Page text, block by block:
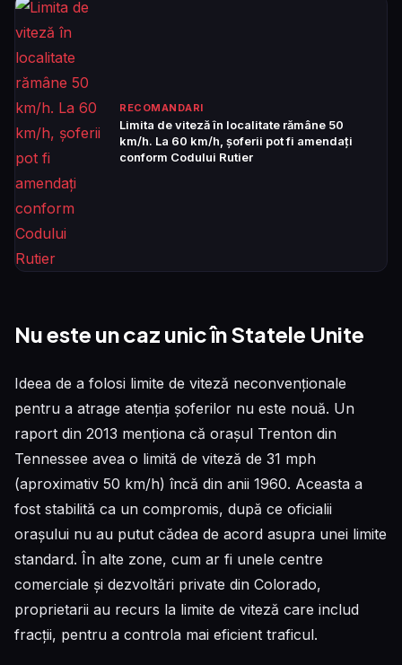
RECOMANDARI
Limita de viteză în localitate rămâne 50
km/h. La 60 km/h, șoferii pot fi amendați
conform Codului Rutier
Nu este un caz unic în Statele Unite
Ideea de a folosi limite de viteză neconvenționale
pentru a atrage atenția șoferilor nu este nouă. Un
raport din 2013 menționa că orașul Trenton din
Tennessee avea o limită de viteză de 31 mph
(aproximativ 50 km/h) încă din anii 1960. Aceasta a
fost stabilită ca un compromis, după ce oficialii
orașului nu au putut cădea de acord asupra unei limite
standard. În alte zone, cum ar fi unele centre
comerciale și dezvoltări private din Colorado,
proprietarii au recurs la limite de viteză care includ
fracții, pentru a controla mai eficient traficul.